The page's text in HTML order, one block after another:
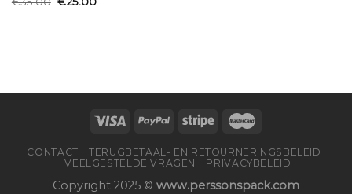
CONTACT
TERUGBETAAL- EN RETOURNERINGSBELEID
VEELGESTELDE VRAGEN
PRIVACYBELEID
Copyright 2025 © www.perssonspack.com